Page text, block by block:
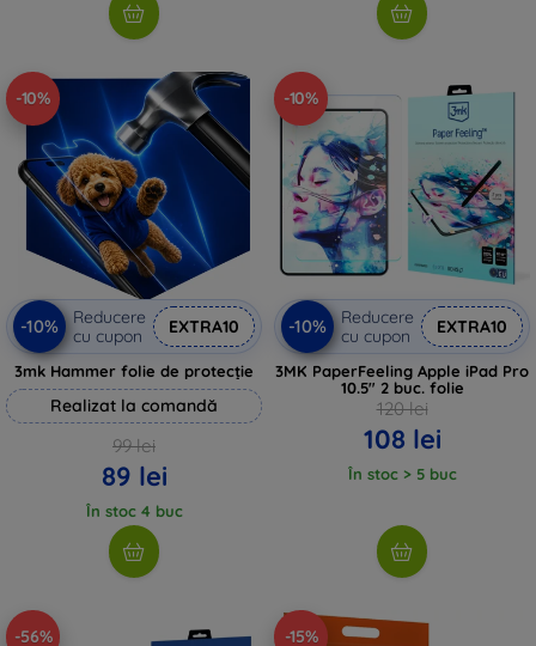
-10%
-10%
Reducere
cu cupon
EXTRA10
3mk Hammer folie de protecție
Realizat la comandă
99 lei
89 lei
În stoc 4 buc
-10%
-10%
Reducere
cu cupon
EXTRA10
3MK PaperFeeling Apple iPad Pro
10.5" 2 buc. folie
120 lei
108 lei
În stoc > 5 buc
-56% -15%